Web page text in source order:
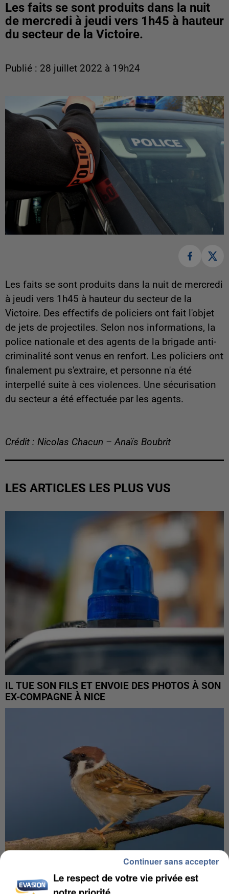
Les faits se sont produits dans la nuit
de mercredi à jeudi vers 1h45 à hauteur
du secteur de la Victoire.
Publié : 28 juillet 2022 à 19h24
Les faits se sont produits dans la nuit de mercredi
à jeudi vers 1h45 à hauteur du secteur de la
Victoire. Des effectifs de policiers ont fait l'objet
de jets de projectiles. Selon nos informations, la
police nationale et des agents de la brigade anti-
criminalité sont venus en renfort. Les policiers ont
finalement pu s'extraire, et personne n'a été
interpellé suite à ces violences. Une sécurisation
du secteur a été effectuée par les agents.
Crédit : Nicolas Chacun – Anaïs Boubrit
LES ARTICLES LES PLUS VUS
IL TUE SON FILS ET ENVOIE DES PHOTOS À SON
EX-COMPAGNE À NICE
APRÈS TOUTES CES CANICULES, LES REFUGES
Le respect de votre vie privée est
Continuer sans accepter